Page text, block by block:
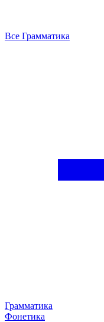
Все Грамматика
Грамматика
Фонетика